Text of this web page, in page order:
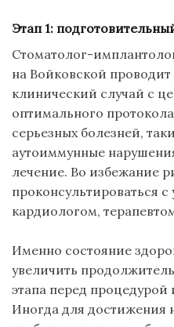
Этап 1:
Стоматолог-
на Войковской проводит
клинический случай с
оптимального
серьезных болезней,
аутоиммунные
лечение. Во избежание
проконсультироваться
кардиологом,
Именно состояние
увеличить
этапа перед
Иногда для достижения